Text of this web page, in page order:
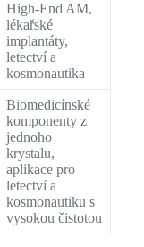
High-End AM,
lékařské
implantáty,
letectví a
kosmonautika
Biomedicínské
komponenty z
jednoho
krystalu,
aplikace pro
letectví a
kosmonautiku s
vysokou čistotou